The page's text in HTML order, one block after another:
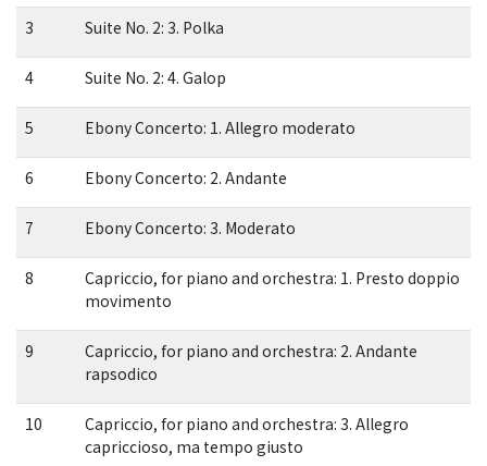
3 Suite No. 2: 3. Polka
4 Suite No. 2: 4. Galop
5 Ebony Concerto: 1. Allegro moderato
6 Ebony Concerto: 2. Andante
7 Ebony Concerto: 3. Moderato
8
Capriccio, for piano and orchestra: 1. Presto doppio
movimento
9
Capriccio, for piano and orchestra: 2. Andante
rapsodico
10
Capriccio, for piano and orchestra: 3. Allegro
capriccioso, ma tempo giusto